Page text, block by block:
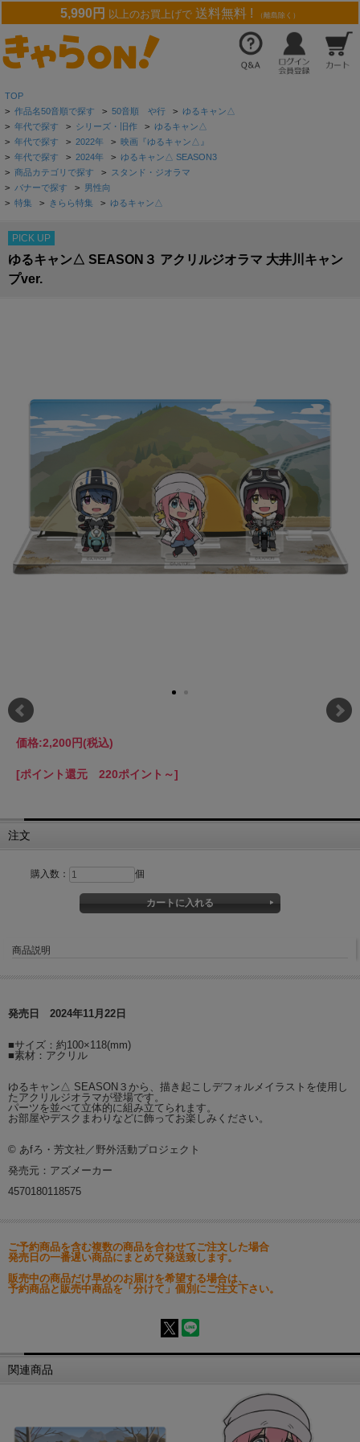
5,990円 以上のお買上げで 送料無料 ! （離島除く）
TOP
> 作品名50音順で探す > 50音順 や行 > ゆるキャン△
> 年代で探す > シリーズ・旧作 > ゆるキャン△
> 年代で探す > 2022年 > 映画『ゆるキャン△』
> 年代で探す > 2024年 > ゆるキャン△ SEASON3
> 商品カテゴリで探す > スタンド・ジオラマ
> バナーで探す > 男性向
> 特集 > きらら特集 > ゆるキャン△
PICK UP
ゆるキャン△ SEASON３ アクリルジオラマ 大井川キャン
プver.
価格:2,200円(税込)
[ポイント還元 220ポイント～]
注文
購入数： 個
商品説明
発売日 2024年11月22日
■サイズ：約100×118(mm)
■素材：アクリル
ゆるキャン△ SEASON３から、描き起こしデフォルメイラストを使用し
たアクリルジオラマが登場です。
パーツを並べて立体的に組み立てられます。
お部屋やデスクまわりなどに飾ってお楽しみください。
© あfろ・芳文社／野外活動プロジェクト
発売元：アズメーカー
4570180118575
ご予約商品を含む複数の商品を合わせてご注文した場合
発売日の一番遅い商品にまとめて発送致します。
販売中の商品だけ早めのお届けを希望する場合は、
予約商品と販売中商品を「分けて」個別にご注文下さい。
関連商品